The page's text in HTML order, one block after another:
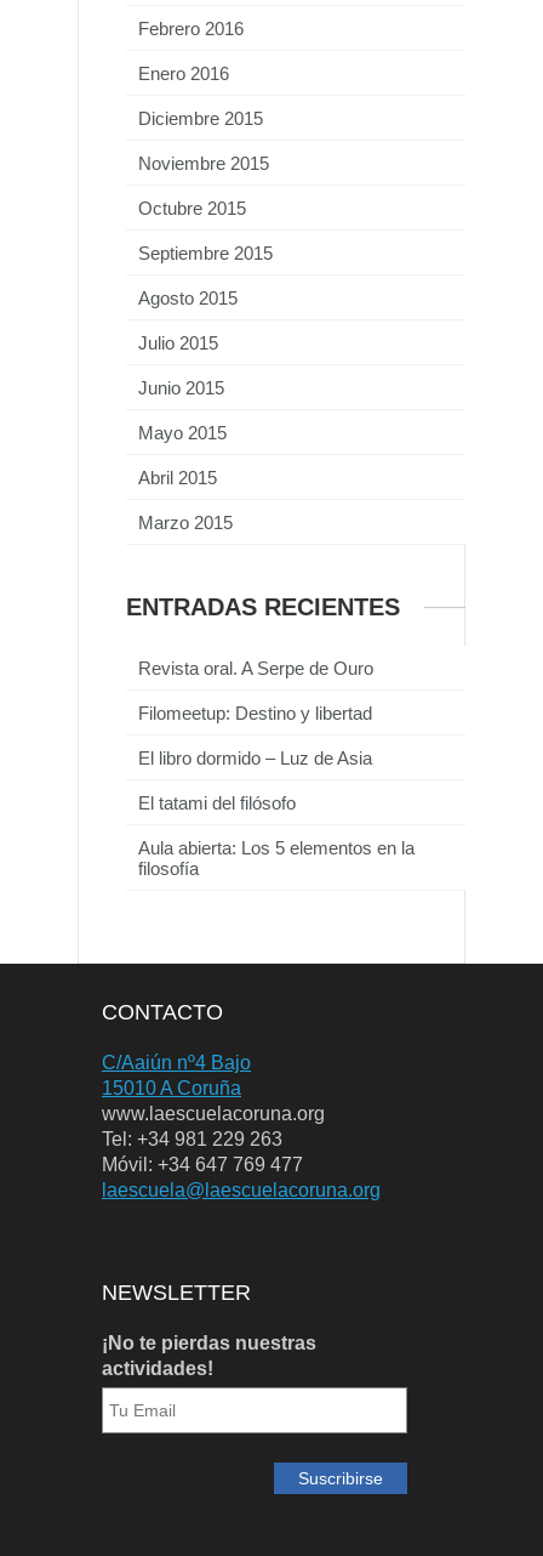
Febrero 2016
Enero 2016
Diciembre 2015
Noviembre 2015
Octubre 2015
Septiembre 2015
Agosto 2015
Julio 2015
Junio 2015
Mayo 2015
Abril 2015
Marzo 2015
ENTRADAS RECIENTES
Revista oral. A Serpe de Ouro
Filomeetup: Destino y libertad
El libro dormido – Luz de Asia
El tatami del filósofo
Aula abierta: Los 5 elementos en la
filosofía
CONTACTO
C/Aaiún nº4 Bajo
15010 A Coruña
www.laescuelacoruna.org
Tel: +34 981 229 263
Móvil: +34 647 769 477
laescuela@laescuelacoruna.org
NEWSLETTER
¡No te pierdas nuestras
actividades!